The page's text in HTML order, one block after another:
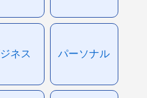
ネス パーソナル